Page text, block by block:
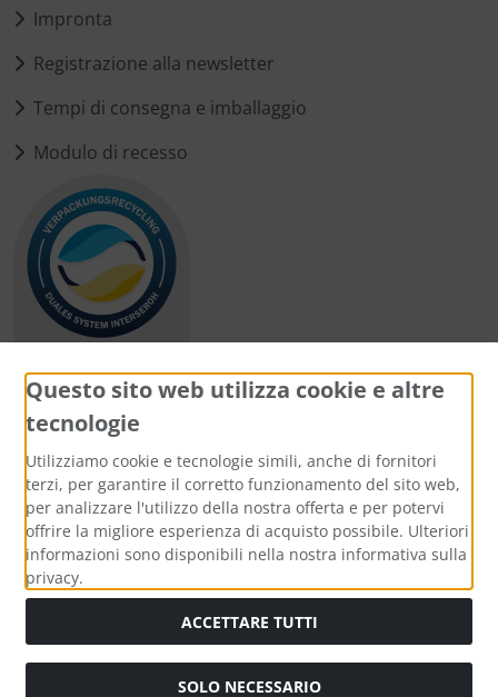
Impronta
Registrazione alla newsletter
Tempi di consegna e imballaggio
Modulo di recesso
Metodi di pagamento
Media sociali
Questo sito web utilizza cookie e altre
tecnologie
Utilizziamo cookie e tecnologie simili, anche di fornitori
terzi, per garantire il corretto funzionamento del sito web,
per analizzare l'utilizzo della nostra offerta e per potervi
offrire la migliore esperienza di acquisto possibile. Ulteriori
informazioni sono disponibili nella nostra informativa sulla
privacy.
ACCETTARE TUTTI
SOLO NECESSARIO